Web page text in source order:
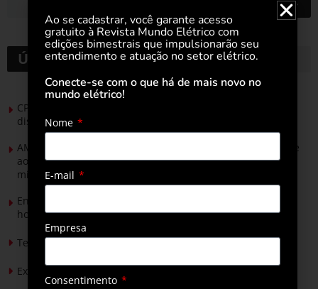
Últimas notícias
CPFL Energia e TIM se unem para criar a rede de
distribuição do futuro com tecnologia privativa
AMIG Brasil convida pré-candidatos ao Governo de Minas e
ao Senado para discutir propostas para os municípios
mineradores e afetados
Energia solar permitirá ampliar em 25% a produção de
hortaliças em projeto social no Tocantins
Tendências de Iluminação em 2026
Expansão da energia solar no Brasil
Ao se cadastrar, você garante acesso
gratuito à Revista Mundo Elétrico com
edições bimestrais que impulsionarão seu
entendimento e atuação no setor elétrico.
Conecte-se com o que há de mais novo no
mundo elétrico!
Nome
E-mail
Empresa
Consentimento